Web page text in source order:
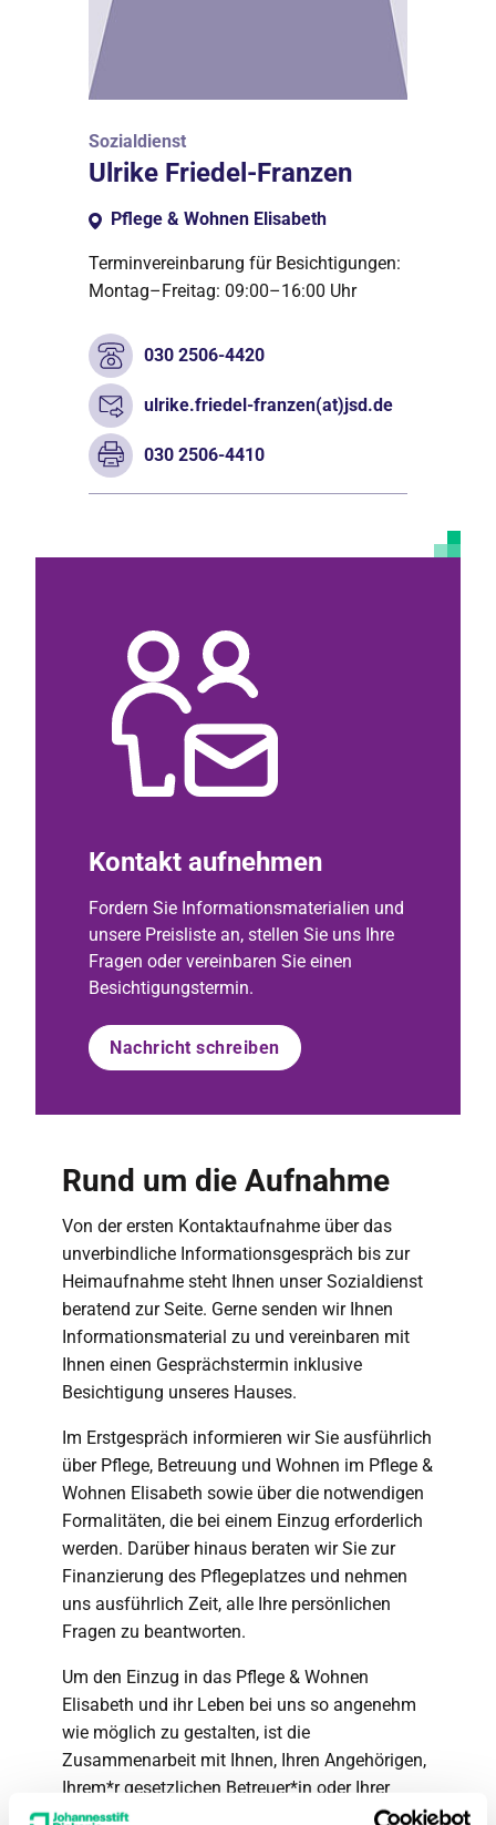
Sozialdienst
Ulrike Friedel-Franzen
Pflege & Wohnen Elisabeth
Terminvereinbarung für Besichtigungen:
Montag–Freitag: 09:00–16:00 Uhr
030 2506-4420
ulrike.friedel-franzen(at)jsd.de
030 2506-4410
Kontakt aufnehmen
Fordern Sie Informationsmaterialien und
unsere Preisliste an, stellen Sie uns Ihre
Fragen oder vereinbaren Sie einen
Besichtigungstermin.
Nachricht schreiben
Rund um die Aufnahme
Von der ersten Kontaktaufnahme über das
unverbindliche Informationsgespräch bis zur
Heimaufnahme steht Ihnen unser Sozialdienst
beratend zur Seite. Gerne senden wir Ihnen
Informationsmaterial zu und vereinbaren mit
Ihnen einen Gesprächstermin inklusive
Besichtigung unseres Hauses.
Im Erstgespräch informieren wir Sie ausführlich
über Pflege, Betreuung und Wohnen im Pflege &
Wohnen Elisabeth sowie über die notwendigen
Formalitäten, die bei einem Einzug erforderlich
werden. Darüber hinaus beraten wir Sie zur
Finanzierung des Pflegeplatzes und nehmen
uns ausführlich Zeit, alle Ihre persönlichen
Fragen zu beantworten.
Um den Einzug in das Pflege & Wohnen
Elisabeth und ihr Leben bei uns so angenehm
wie möglich zu gestalten, ist die
Zusammenarbeit mit Ihnen, Ihren Angehörigen,
Ihrem*r gesetzlichen Betreuer*in oder Ihrer
Bezugsperson für uns selbstverständlich.